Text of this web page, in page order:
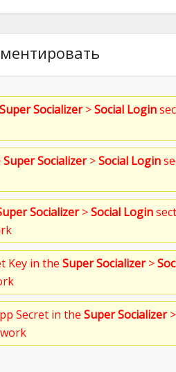
Super Socializer>Social Login
Super Socializer>Social Login
Socializer>Social Login
Key in the Super Socializer>
Secret in the Super Socializer>